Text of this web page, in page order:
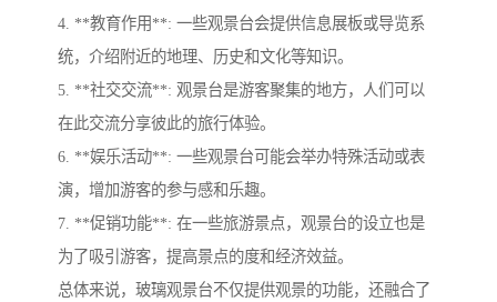
4. **教育作用**: 一些观景台会提供信息展板或导览系
统，介绍附近的地理、历史和文化等知识。
5. **社交交流**: 观景台是游客聚集的地方，人们可以
在此交流分享彼此的旅行体验。
6. **娱乐活动**: 一些观景台可能会举办特殊活动或表
演，增加游客的参与感和乐趣。
7. **促销功能**: 在一些旅游景点，观景台的设立也是
为了吸引游客，提高景点的度和经济效益。
总体来说，玻璃观景台不仅提供观景的功能，还融合了